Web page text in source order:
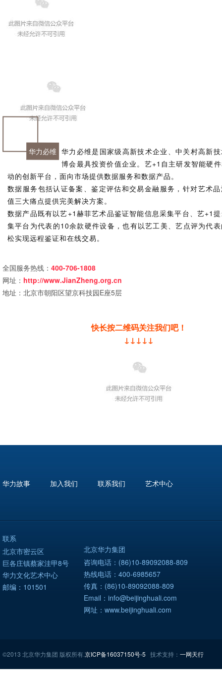
华力必维 华力必维是国家级高新技术企业、中关村高新
博会最具投资价值企业。艺+1自主研发智能硬
动的创新平台，面向市场提供数据服务和数据产品。
数据服务包括认证备案、鉴定评估和交易金融服务，针对艺术
值三大痛点提供完美解决方案。
数据产品既有以艺+1赫菲艺术品鉴证智能信息采集平台、艺+1
集平台为代表的10余款硬件设备，也有以艺工美、艺点评为代
松实现远程鉴证和在线交易。
全国服务热线： 400-706-1808
网址： http://www.JianZheng.org.cn
地址：北京市朝阳区望京科技园E座5层
快长按二维码关注我们吧！
↓↓↓↓↓
华力故事 加入我们 联系我们 艺术中心
联系
北京市密云区
巨各庄镇蔡家洼甲8号
华力文化艺术中心
邮编：101501
北京华力集团
咨询电话：(86)10-89092088-809
热线电话：400-6985657
传真：(86)10-89092088-809
Email：info@beijinghuali.com
网址：www.beijinghuali.com
©2013 北京华力集团 版权所有.京ICP备16037150号-5 技术支持： 一网天行